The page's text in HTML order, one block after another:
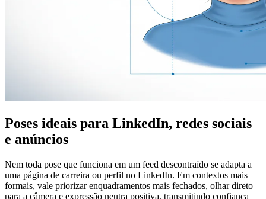
Poses ideais para LinkedIn, redes sociais
e anúncios
Nem toda pose que funciona em um feed descontraído se adapta a
uma página de carreira ou perfil no LinkedIn. Em contextos mais
formais, vale priorizar enquadramentos mais fechados, olhar direto
para a câmera e expressão neutra positiva, transmitindo confiança